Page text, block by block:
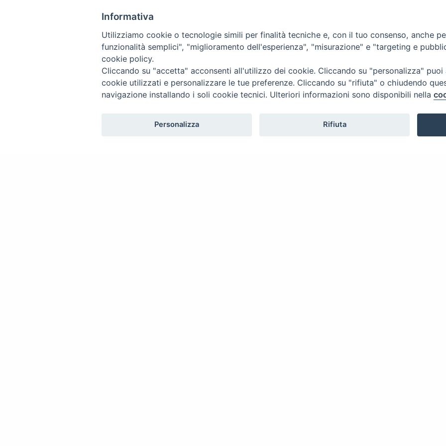
Informativa
Utilizziamo cookie o tecnologie simili per finalità tecniche e, con il tuo consenso, anche
funzionalità semplici", "miglioramento dell'esperienza", "misurazione" e "targeting e
cookie policy.
Cliccando su "accetta" acconsenti all'utilizzo dei cookie. Cliccando su "personalizza"
cookie utilizzati e personalizzare le tue preferenze. Cliccando su "rifiuta" o chiudendo
navigazione installando i soli cookie tecnici. Ulteriori informazioni sono disponibili nella
Personalizza Rifiuta